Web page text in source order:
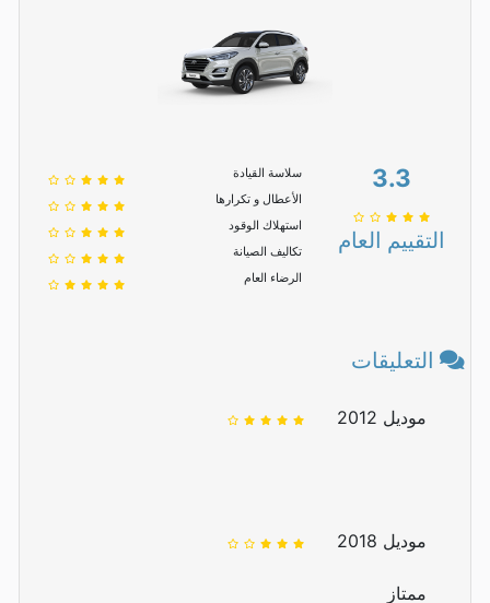
3.3
التقييم العام
سلاسة القيادة
الأعطال و تكرارها
استهلاك الوقود
تكاليف الصيانة
الرضاء العام
التعليقات
موديل 2012
موديل 2018
ممتاز